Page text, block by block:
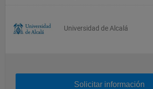
Universidad de Alcalá
Solicitar información